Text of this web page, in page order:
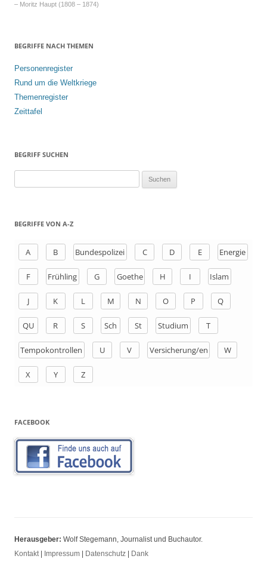
– Moritz Haupt (1808 – 1874)
BEGRIFFE NACH THEMEN
Personenregister
Rund um die Weltkriege
Themenregister
Zeittafel
BEGRIFF SUCHEN
h
BEGRIFFE VON A-Z
A B Bundespolizei C D E Energie
F Frühling G Goethe H I Islam
J K L M N O P Q
QU R S Sch St Studium T
Tempokontrollen U V Versicherung/en W
X Y Z
FACEBOOK
Herausgeber: Wolf Stegemann, Journalist und Buchautor.
Kontakt| Impressum Datenschutz Dank